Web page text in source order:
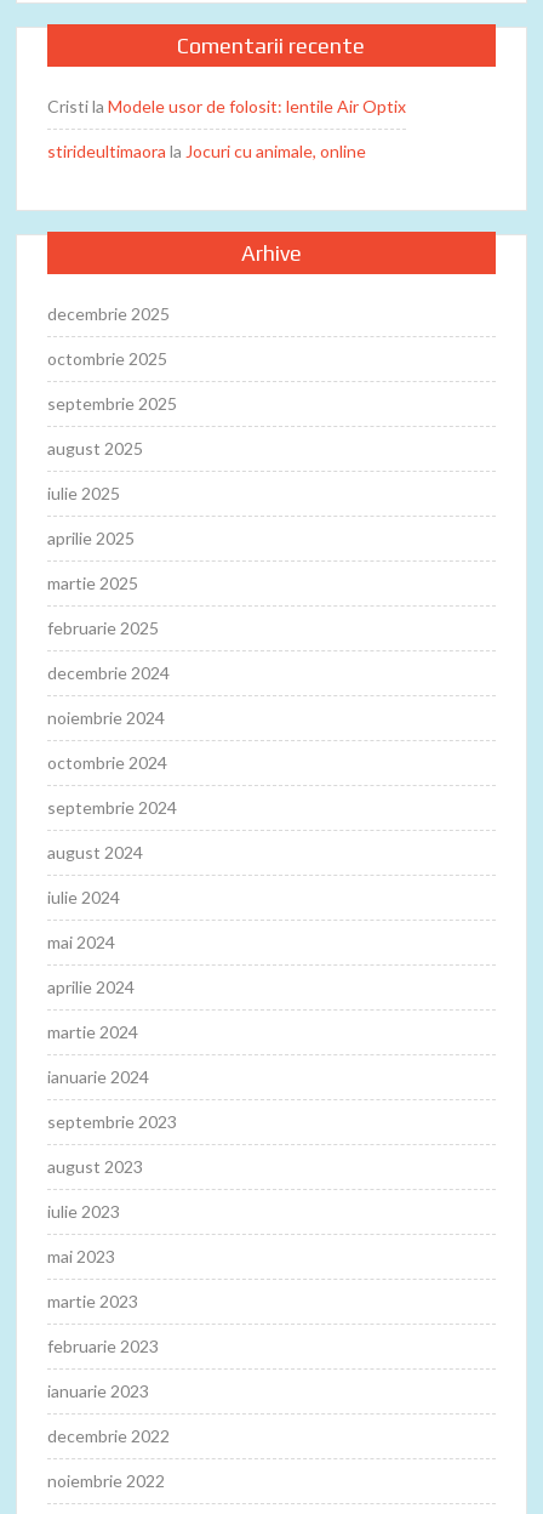
Comentarii recente
CristilaModele usor de folosit: lentile Air Optix
stirideultimaora la Jocuri cu animale, online
Arhive
decembrie 2025
octombrie 2025
septembrie 2025
august 2025
iulie 2025
aprilie 2025
martie 2025
februarie 2025
decembrie 2024
noiembrie 2024
octombrie 2024
septembrie 2024
august 2024
iulie 2024
mai 2024
aprilie 2024
martie 2024
ianuarie 2024
septembrie 2023
august 2023
iulie 2023
mai 2023
martie 2023
februarie 2023
ianuarie 2023
decembrie 2022
noiembrie 2022